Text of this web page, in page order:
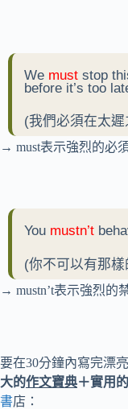
We must stop
before it’s too
(我們必須在太
→ must表示強烈的必
You mustn’t
(你不可以有那
→ mustn’t表示強烈的
要在30分鐘內寫完漂
大的作文寶典＋實用的
書店：